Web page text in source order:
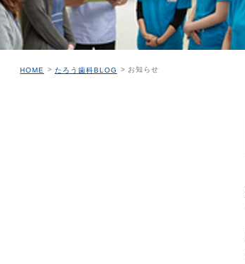
HOME たろう歯科BLOG お知らせ